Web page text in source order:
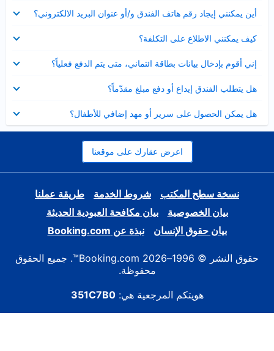
أين يمكنني إيجاد رقم هاتف الفندق و/أو عنوان البريد الالكتروني؟
عرض
مصغر
كيف يمكنني الاطلاع على التكلفة؟
مصغر
إني أقوم بإدخال بيانات بطاقة ائتماني، متى يتم الدفع فعلياً؟
مصغر
هل يتطلب الفندق إيداع أو دفع مبلغ مقدّماً؟
مصغر
هل يمكن الحصول على سرير أو مهد إضافي للأطفال؟
مصغر
اعرض عقارك على موقعنا
نسخة سطح المكتب شروط الخدمة
طريقة عملنا
بيان الخصوصية
بيان مكافحة العبودية الحديثة
بيان حقوق الإنسان
نبذة عن Booking.com
حقوق النشر © 1996–2026 Booking.com™. جميع الحقوق
محفوظة.
هويتكم المرجعية هي:351C7B0